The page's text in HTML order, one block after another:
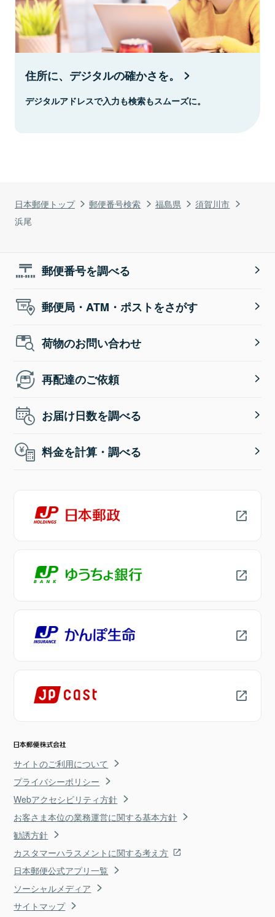
日本郵便トップ 郵便番号検索 福島県
須賀川市
浜尾
住所に、デジタルの確かさを。
デジタルアドレスで入力も検索もスムーズに。
郵便番号を調べる
郵便局・ATM・ポストをさがす
荷物のお問い合わせ
再配達のご依頼
お届け日数を調べる
料金を計算・調べる
サイトのご利用について
プライバシーポリシー
Webアクセシビリティ方針
お客さま本位の業務運営に関する基本方針
勧誘方針
カスタマーハラスメントに関する考え方
日本郵便公式アプリ一覧
ソーシャルメディア
サイトマップ